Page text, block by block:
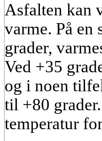
Asfalten kan
varme. På en
grader,
Ved +35
og i noen
til +80
temperatur